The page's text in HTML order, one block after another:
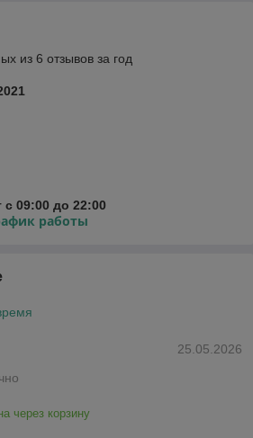
из 6 отзывов за год
с 09:00 до 22:00
работы
25.05.2026
через корзину